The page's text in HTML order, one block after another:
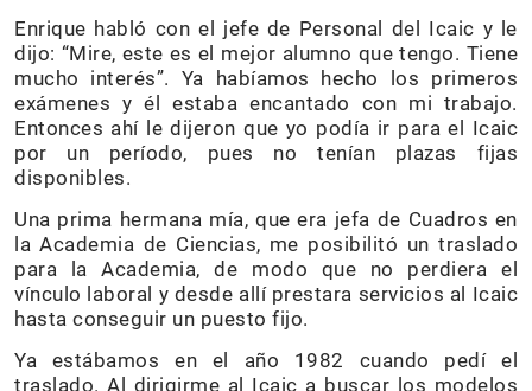
Enrique habló con el jefe de Personal del Icaic y le
dijo: “Mire, este es el mejor alumno que tengo. Tiene
mucho interés”. Ya habíamos hecho los primeros
exámenes y él estaba encantado con mi trabajo.
Entonces ahí le dijeron que yo podía ir para el Icaic
por un período, pues no tenían plazas fijas
disponibles.
Una prima hermana mía, que era jefa de Cuadros en
la Academia de Ciencias, me posibilitó un traslado
para la Academia, de modo que no perdiera el
vínculo laboral y desde allí prestara servicios al Icaic
hasta conseguir un puesto fijo.
Ya estábamos en el año 1982 cuando pedí el
traslado. Al dirigirme al Icaic a buscar los modelos